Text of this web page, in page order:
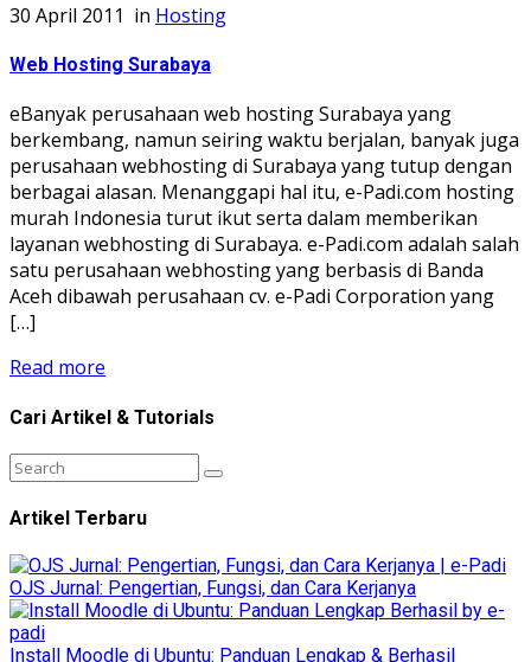
30 April 2011 in Hosting
Web Hosting Surabaya
eBanyak perusahaan web hosting Surabaya yang
berkembang, namun seiring waktu berjalan, banyak juga
perusahaan webhosting di Surabaya yang tutup dengan
berbagai alasan. Menanggapi hal itu, e-Padi.com hosting
murah Indonesia turut ikut serta dalam memberikan
layanan webhosting di Surabaya. e-Padi.com adalah salah
satu perusahaan webhosting yang berbasis di Banda
Aceh dibawah perusahaan cv. e-Padi Corporation yang
[…]
Read more
Cari Artikel & Tutorials
Artikel Terbaru
OJS Jurnal: Pengertian, Fungsi, dan Cara Kerjanya
Install Moodle di Ubuntu: Panduan Lengkap & Berhasil